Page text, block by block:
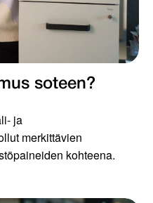
soteen?
ja
merkittävien
kohteena.